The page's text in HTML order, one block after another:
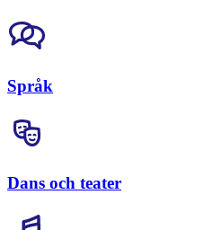
Språk
Dans och teater